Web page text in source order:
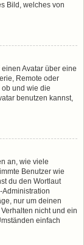
Bild, welches von
Avatar über eine
Remote oder
und wie die
benutzen kannst,
an, wie viele
Benutzer wie
du den Wortlaut
nur um deinen
nicht und ein
einfach